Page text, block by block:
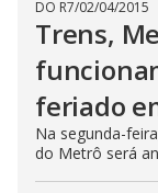
DO R7/02/04/2015
Trens,
feriado
Na segunda-
do Metrô será